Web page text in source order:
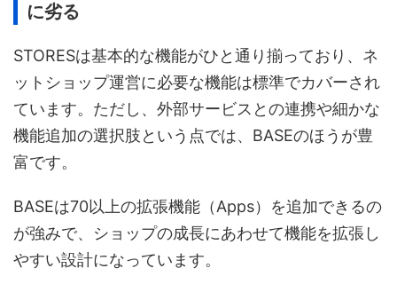
に劣る
STORESは基本的な機能がひと通り揃っており、ネ
ットショップ運営に必要な機能は標準でカバーされ
ています。ただし、外部サービスとの連携や細かな
機能追加の選択肢という点では、BASEのほうが豊
富です。
BASEは70以上の拡張機能（Apps）を追加できるの
が強みで、ショップの成長にあわせて機能を拡張し
やすい設計になっています。